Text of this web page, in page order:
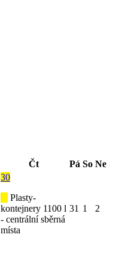
Čt Pá So Ne
30
Plasty-
kontejnery 1100 l
- centrální sběrná
místa
31 1 2